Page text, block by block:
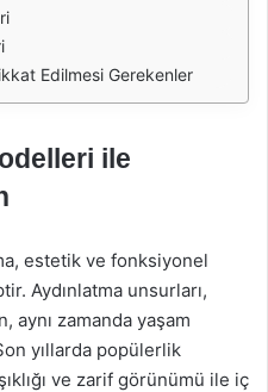
Edilmesi Gerekenler
ile
estetik ve fonksiyonel
Aydınlatma unsurları,
aynı zamanda yaşam
yıllarda popülerlik
ve zarif görünümü ile iç